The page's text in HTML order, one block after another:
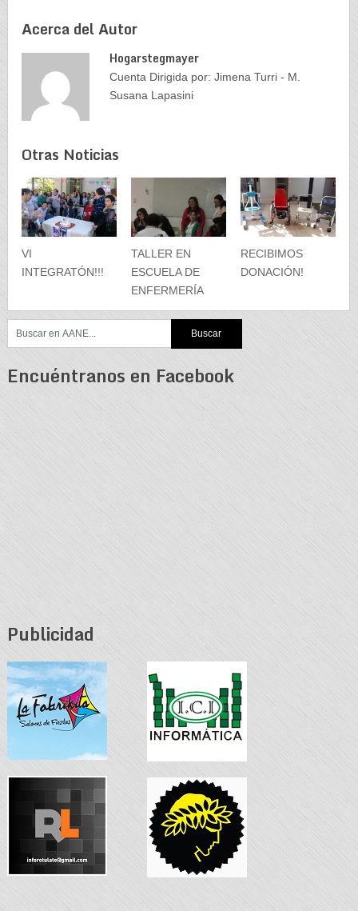
Acerca del Autor
Hogarstegmayer
Cuenta Dirigida por: Jimena Turri - M.
Susana Lapasini
Otras Noticias
VI
INTEGRATÓN!!!
TALLER EN
ESCUELA DE
ENFERMERÍA
RECIBIMOS
DONACIÓN!
Encuéntranos en Facebook
Publicidad